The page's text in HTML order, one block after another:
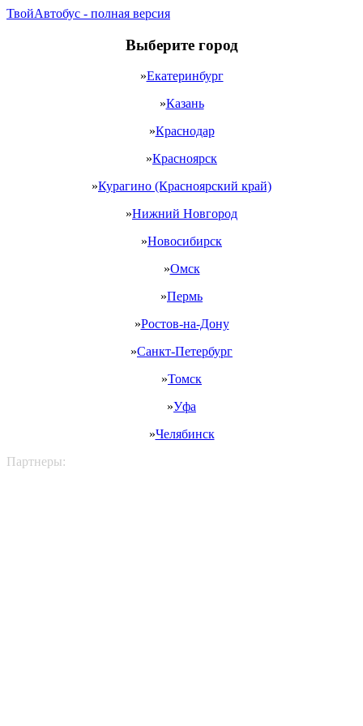
ТвойАвтобус - полная версия
Выберите город
»Екатеринбург
»Казань
»Краснодар
»Красноярск
»Курагино (Красноярский край)
»Нижний Новгород
»Новосибирск
»Омск
»Пермь
»Ростов-на-Дону
»Санкт-Петербург
»Томск
»Уфа
»Челябинск
Партнеры: